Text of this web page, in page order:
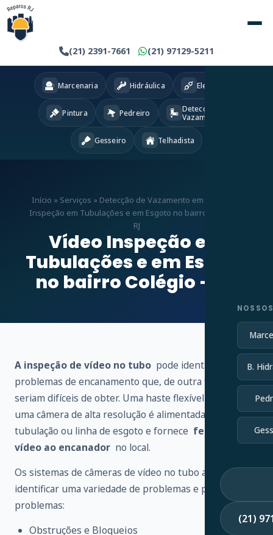
(21) 2391-7661 (21) 97129-5211
B.
(21)
Marcenaria Hidráulica Eletricista
Pintura Pedreiro
Detecção
Vazamentos
Gesseiro Telhadista
Início » Serviços » Detecção de Vazamento em RJ
Inspeção em Tubulações e em Esgoto no bairro Colégio –
RJ
Vídeo Inspeção em
Tubulações e em Esgoto
no bairro Colégio – RJ
A inspeção de vídeo no tubo pode identificar vários
problemas de encanamento que, de outra forma,
seriam difíceis de obter. Uma haste flexível conectada a
uma câmera de alta resolução é alimentada através de
tubulação ou linha de esgoto e fornece feedback de
vídeo ao encanador no local.
Os sistemas de câmeras de vídeo no tubo ajudam a
identificar uma variedade de problemas e possíveis
problemas:
Obstruções e Bloqueios